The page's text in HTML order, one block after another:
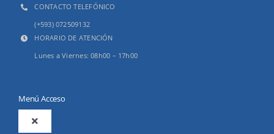
CONTACTO TELEFÓNICO
(+593) 072509132
HORARIO DE ATENCIÓN
Lunes a Viernes: 08h00 – 17h00
Menú Acceso
Toggle